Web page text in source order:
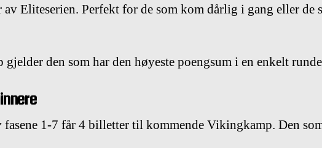
Eliteserien. Perfekt for de som kom dårlig i gang eller
gjelder den som har den høyeste poengsum i en enkelt
1-7 får 4 billetter til kommende Vikingkamp. Den